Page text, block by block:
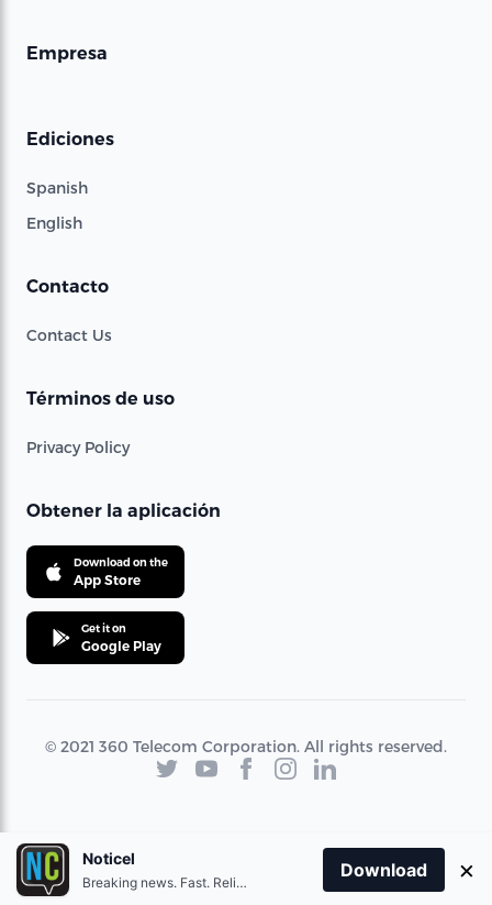
Empresa
Ediciones
Spanish
English
Contacto
Contact Us
Términos de uso
Privacy Policy
Obtener la aplicación
Download on the
App Store
Get it on
Google Play
© 2021 360 Telecom Corporation. All rights reserved.
Noticel
Breaking news. Fast. Reliable.
Download ×